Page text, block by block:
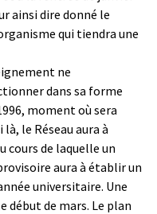
ainsi dire donné le
qui tiendra une
ne
dans sa forme
moment où sera
le Réseau aura à
cours de laquelle un
aura à établir un
universitaire. Une
début de mars. Le plan